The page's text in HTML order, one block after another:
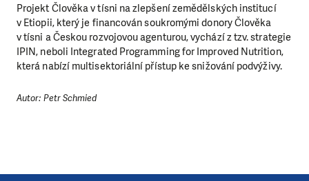
Projekt Člověka v tísni na zlepšení zemědělských institucí
v Etiopii, který je financován soukromými donory Člověka
v tísni a Českou rozvojovou agenturou, vychází z tzv. strategie
IPIN, neboli Integrated Programming for Improved Nutrition,
která nabízí multisektoriální přístup ke snižování podvýživy.
Autor: Petr Schmied
DAROVAT DAROVAT PRAVIDELNĚ